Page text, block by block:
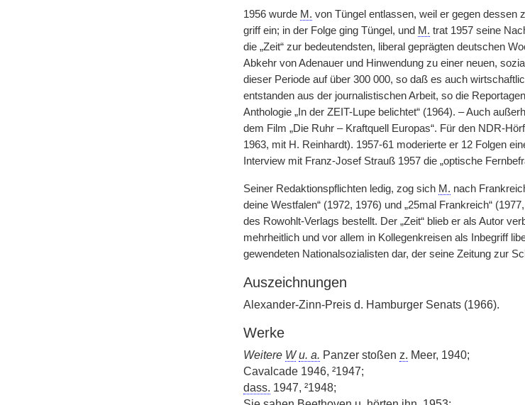
1956 wurde M. von Tüngel entlassen, weil er gegen dessen
griff ein; in der Folge ging Tüngel, und M. trat 1957 seine
die „Zeit“ zur bedeutendsten, liberal geprägten deutschen
Abkehr von Adenauer und Hinwendung zu einer neuen,
dieser Periode auf über 300 000, so daß es auch
entstanden aus der journalistischen Arbeit, so die
Anthologie „In der ZEIT-Lupe belichtet“ (1964). – Auch
dem Film „Die Ruhr – Kraftquell Europas“. Für den NDR-
1963, mit H. Reinhardt). 1957-61 moderierte er 12 Folgen
Interview mit Franz-Josef Strauß 1957 die „optische
Seiner Redaktionspflichten ledig, zog sich M. nach
deine Westfalen“ (1972, 1976) und „25mal Frankreich“
des Rowohlt-Verlags bestellt. Der „Zeit“ blieb er als Autor
mehrheitlich und vor allem in Kollegenkreisen als Inbegriff
gewendeten Nationalsozialisten dar, der seine Zeitung zur
Auszeichnungen
Alexander-Zinn-Preis d. Hamburger Senats (1966).
Werke
Weitere W u. a. Panzer stoßen z. Meer, 1940;
Cavalcade 1946, ²1947;
dass. 1947, ²1948;